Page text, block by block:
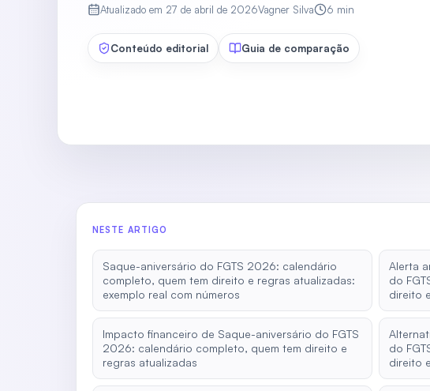
Atualizado em 27 de abril de 2026Vagner Silva 6 min
Conteúdo editorial Guia de comparação
NESTE ARTIGO
Saque-aniversário do FGTS 2026: calendário
completo, quem tem direito e regras atualizadas:
exemplo real com números
Alerta
do
direito
Impacto financeiro de Saque-aniversário do FGTS
2026: calendário completo, quem tem direito e
regras atualizadas
do
direito